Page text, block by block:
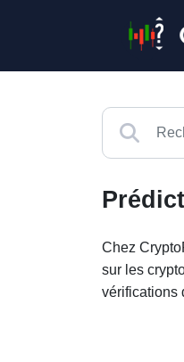
Chez
sur les
vérifications